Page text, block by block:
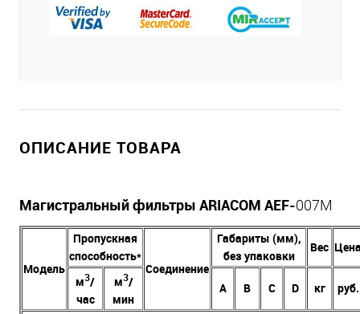
ОПИСАНИЕ ТОВАРА
Магистральный фильтры ARIACOM AEF-007M
Модель
Пропускная
способность*
Соединение
Габариты (мм),
без упаковки
Вес
м3/
час
м3/
мин
А В C D кг руб.